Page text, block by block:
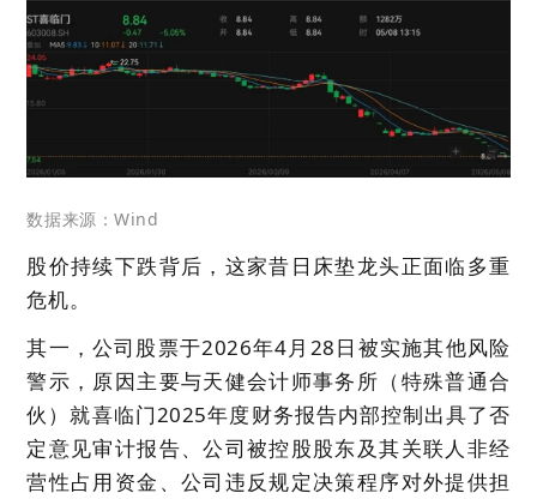
数据来源：Wind
股价持续下跌背后，这家昔日床垫龙头正面临多重
危机。
其一，公司股票于2026年4月28日被实施其他风险
警示，原因主要与天健会计师事务所（特殊普通合
伙）就喜临门2025年度财务报告内部控制出具了否
定意见审计报告、公司被控股股东及其关联人非经
营性占用资金、公司违反规定决策程序对外提供担